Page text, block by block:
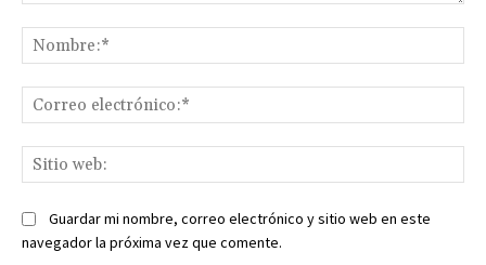
Guardar mi nombre, correo electrónico y sitio web en este
navegador la próxima vez que comente.